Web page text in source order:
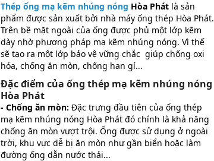
Thép ống mạ kẽm nhúng nóng Hòa Phátlà sản
phẩm được sản xuất bởi nhà máy ống thép Hòa Phát.
Trên bề mặt ngoài của ống được phủ một lớp kẽm
dày nhờ phương pháp mạ kẽm nhúng nóng. Vì thế
sẽ tạo ra một lớp bảo vệ vững chắc giúp chống oxi
hóa, chống ăn mòn, chống han gỉ...
Đặc điểm của ống thép mạ kẽm nhúng nóng
Hòa Phát
- Chống ăn mòn: Đặc trưng đầu tiên của ống thép
mạ kẽm nhúng nóng Hòa Phát đó chính là khả năng
chống ăn mòn vượt trội. Ống được sử dụng ở ngoài
trời, khu vực dễ bị ăn mòn như gần biển hoặc làm
đường ống dẫn nước thải...